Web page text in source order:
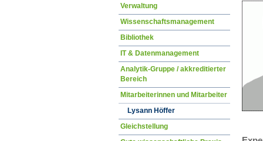
Verwaltung
Wissenschaftsmanagement
Bibliothek
IT & Datenmanagement
Analytik-Gruppe / akkreditierter
Bereich
Mitarbeiterinnen und Mitarbeiter
Lysann Höffer
Gleichstellung